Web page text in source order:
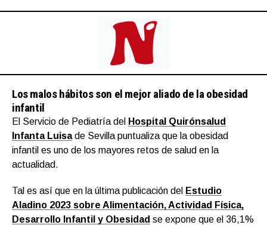
Los malos hábitos son el mejor aliado de la obesidad
infantil
El Servicio de Pediatría del Hospital Quirónsalud
Infanta Luisade Sevilla puntualiza que la obesidad
infantil es uno de los mayores retos de salud en la
actualidad.
Tal es así que en la última publicación del Estudio
Aladino 2023 sobre Alimentación, Actividad Física,
Desarrollo Infantil y Obesidad se expone que el 36,1%